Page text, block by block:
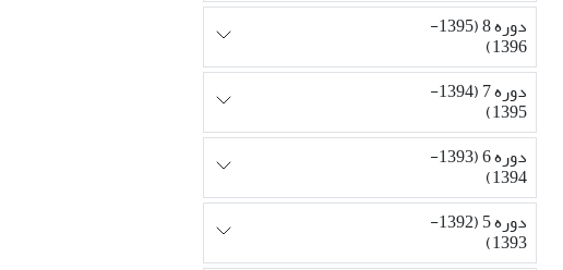
دوره 8 (1395-
1396)
دوره 7 (1394-
1395)
دوره 6 (1393-
1394)
دوره 5 (1392-
1393)